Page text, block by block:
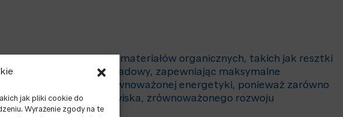
jak pliki cookie do
Wyrażenie zgody na te
poprzez rozkład materiałów organicznych, takich jak resztki
pierwotnie gaz odpadowy, zapewniając maksymalne
elementem zrównoważonej energetyki, ponieważ zarówno
do ochrony środowiska, zrównoważonego rozwoju